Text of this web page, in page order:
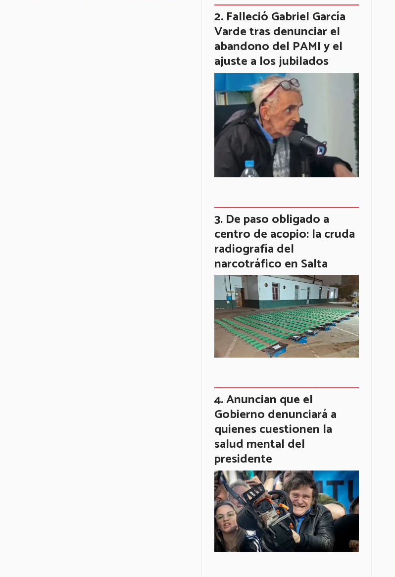
Falleció Gabriel García
Varde tras denunciar el
abandono del PAMI y el
ajuste a los jubilados
De paso obligado a
centro de acopio: la cruda
radiografía del
narcotráfico en Salta
Anuncian que el
Gobierno denunciará a
quienes cuestionen la
salud mental del
presidente